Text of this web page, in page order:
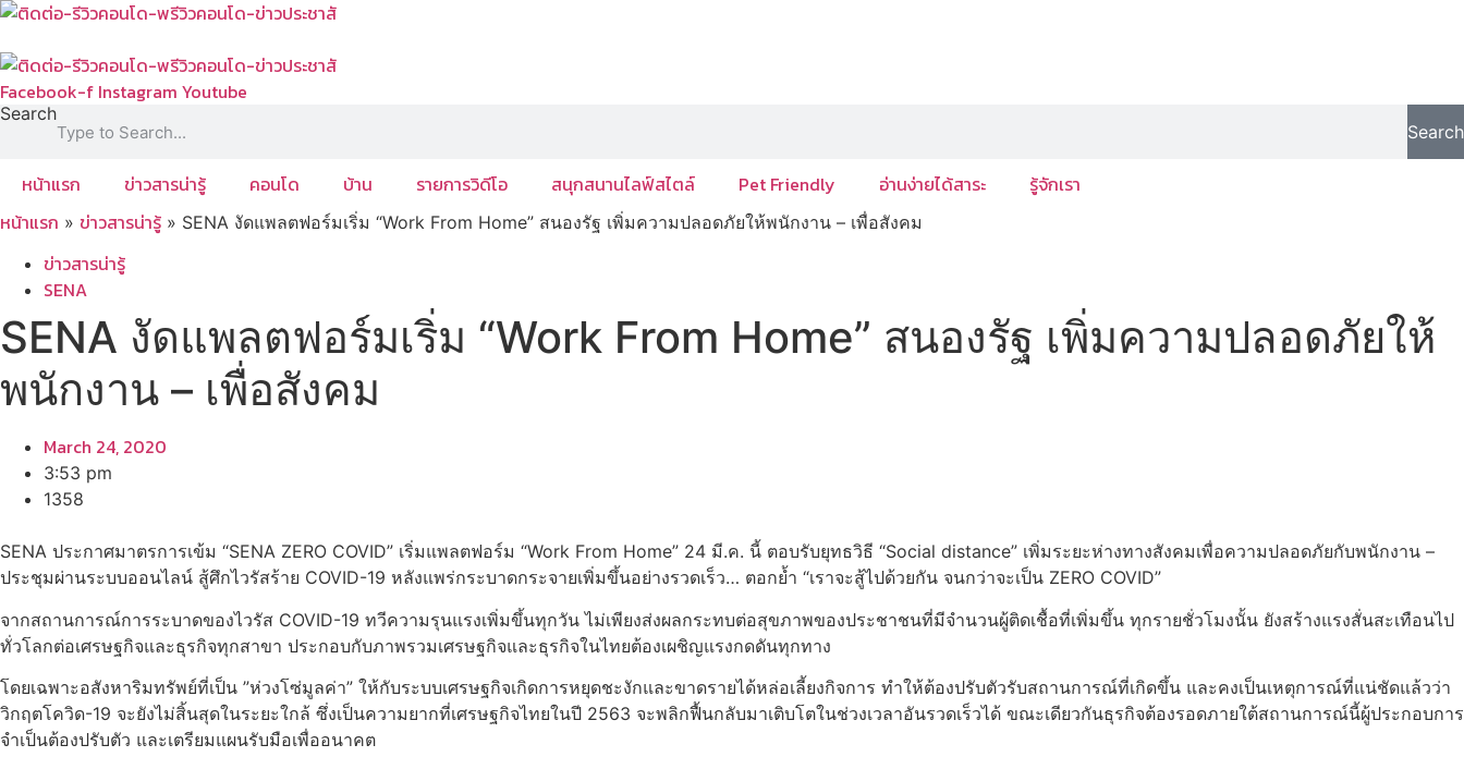
Skip
content
Facebook-f Instagram Youtube
Search
Search
หน้าแรก ข่าวสารน่ารู้ คอนโด บ้าน รายการวิดีโอ สนุกสนานไลฟ์สไตล์ Pet Friendly อ่านง่ายได้สาระ
รู้จักเรา
หน้าแรก » ข่าวสารน่ารู้ » SENA งัดแพลตฟอร์มเริ่ม “Work From Home” สนองรัฐ เพิ่มความปลอดภัยให้พนักงาน – เพื่อสังคม
ข่าวสารน่ารู้
SENA
SENA งัดแพลตฟอร์มเริ่ม “Work From Home” สนองรัฐ เพิ่มความปลอดภัยให้
พนักงาน – เพื่อสังคม
March 24, 2020
3:53 pm
1358
SENA ประกาศมาตรการเข้ม “SENA ZERO COVID” เริ่มแพลตฟอร์ม “Work From Home” 24 มี.ค. นี้ ตอบรับยุทธวิธี “Social distance” เพิ่มระยะห่างทางสังคมเพื่อความปลอดภัยกับพนักงาน –
ประชุมผ่านระบบออนไลน์ สู้ศึกไวรัสร้าย COVID-19 หลังแพร่กระบาดกระจายเพิ่มขึ้นอย่างรวดเร็ว… ตอกย้ำ “เราจะสู้ไปด้วยกัน จนกว่าจะเป็น ZERO COVID”
จากสถานการณ์การระบาดของไวรัส COVID-19 ทวีความรุนแรงเพิ่มขึ้นทุกวัน ไม่เพียงส่งผลกระทบต่อสุขภาพของประชาชนที่มีจำนวนผู้ติดเชื้อที่เพิ่มขึ้น ทุกรายชั่วโมงนั้น ยังสร้างแรงสั่นสะเทือนไป
ทั่วโลกต่อเศรษฐกิจและธุรกิจทุกสาขา ประกอบกับภาพรวมเศรษฐกิจและธุรกิจในไทยต้องเผชิญแรงกดดันทุกทาง
โดยเฉพาะอสังหาริมทรัพย์ที่เป็น ”ห่วงโซ่มูลค่า” ให้กับระบบเศรษฐกิจเกิดการหยุดชะงักและขาดรายได้หล่อเลี้ยงกิจการ ทำให้ต้องปรับตัวรับสถานการณ์ที่เกิดขึ้น และคงเป็นเหตุการณ์ที่แน่ชัดแล้วว่า
วิกฤตโควิด-19 จะยังไม่สิ้นสุดในระยะใกล้ ซึ่งเป็นความยากที่เศรษฐกิจไทยในปี 2563 จะพลิกฟื้นกลับมาเติบโตในช่วงเวลาอันรวดเร็วได้ ขณะเดียวกันธุรกิจต้องรอดภายใต้สถานการณ์นี้ผู้ประกอบการ
จำเป็นต้องปรับตัว และเตรียมแผนรับมือเพื่ออนาคต